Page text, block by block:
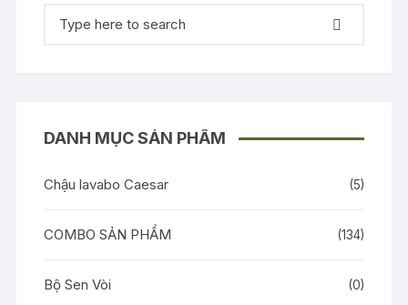
kiếm:
DANH MỤC SẢN PHẨM
Chậu lavabo Caesar (5)
COMBO SẢN PHẨM (134)
Bộ Sen Vòi (0)